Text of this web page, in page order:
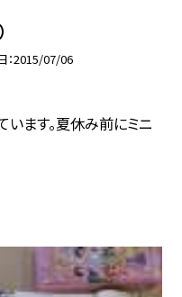
2015/07/06
ます。夏休み前にミニ